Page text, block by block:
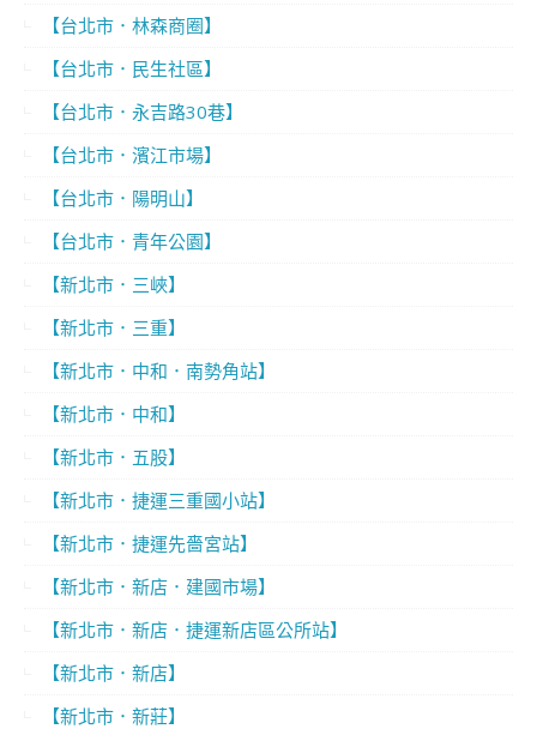
【台北市．林森商圈】
【台北市．民生社區】
【台北市．永吉路30巷】
【台北市．濱江市場】
【台北市．陽明山】
【台北市．青年公園】
【新北市．三峽】
【新北市．三重】
【新北市．中和．南勢角站】
【新北市．中和】
【新北市．五股】
【新北市．捷運三重國小站】
【新北市．捷運先嗇宮站】
【新北市．新店．建國市場】
【新北市．新店．捷運新店區公所站】
【新北市．新店】
【新北市．新莊】